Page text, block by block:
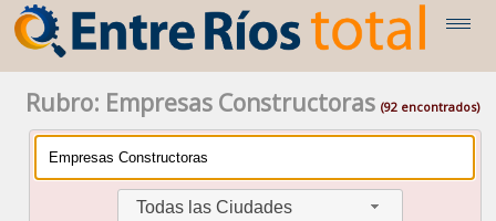
Rubro: Empresas Constructoras(92 encontrados)
Todas las Ciudades